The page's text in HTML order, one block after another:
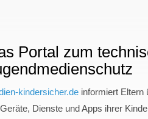
Portal zum
kindersicher.deinformiert Eltern
Dienste und Apps ihrer